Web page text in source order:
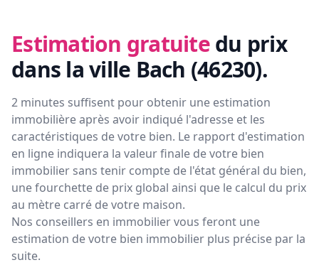
Estimation gratuite du prix
dans la ville Bach (46230).
2 minutes suffisent pour obtenir une estimation
immobilière après avoir indiqué l'adresse et les
caractéristiques de votre bien. Le rapport d'estimation
en ligne indiquera la valeur finale de votre bien
immobilier sans tenir compte de l'état général du bien,
une fourchette de prix global ainsi que le calcul du prix
au mètre carré de votre maison.
Nos conseillers en immobilier vous feront une
estimation de votre bien immobilier plus précise par la
suite.